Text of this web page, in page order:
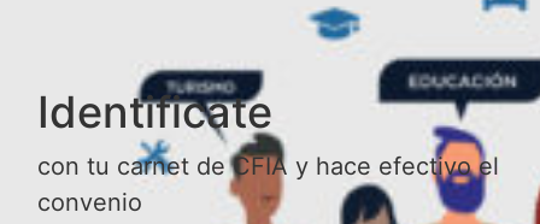
Identificate
con tu carnet de CFIA y hace efectivo el
convenio